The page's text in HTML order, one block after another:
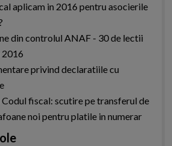
aplicam in 2016 pentru asocierile
din controlul ANAF - 30 de lectii
2016
privind declaratiile cu
fiscal: scutire pe transferul de
noi pentru platile in numerar